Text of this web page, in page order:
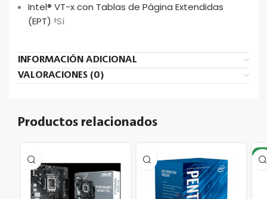
Intel® VT-x con Tablas de Página Extendidas
(EPT) ‡Sí
INFORMACIÓN ADICIONAL
VALORACIONES (0)
Productos relacionados
-